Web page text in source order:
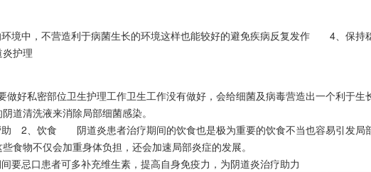
境中，不营造利于病菌生长的环境这样也能较好的避免疾病反复发作 4、保持
护理
私密部位卫生护理工作卫生工作没有做好，会给细菌及病毒营造出一个利于生
道清洗液来消除局部细菌感染。
2、饮食 阴道炎患者治疗期间的饮食也是极为重要的饮食不当也容易引发局
食物不仅会加重身体负担，还会加速局部炎症的发展。
要忌口患者可多补充维生素，提高自身免疫力，为阴道炎治疗助力